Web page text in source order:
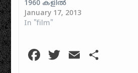
1960 കളിൽ
ഇറങ്ങിയ
സിനിമകളിൽ
കൊടുത്തിരിക്കുന്നു.
കേൾക്കുകയോ
January 17, 2013
In "film"
Facebook
Twitter
Email